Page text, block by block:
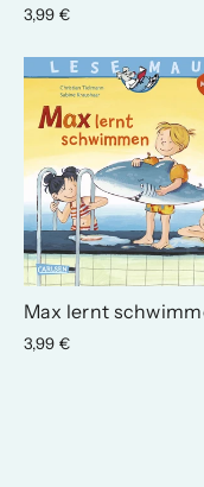
3,99 €
Max lernt
3,99 €